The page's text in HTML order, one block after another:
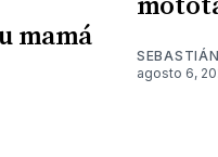
mamá
agosto 6,